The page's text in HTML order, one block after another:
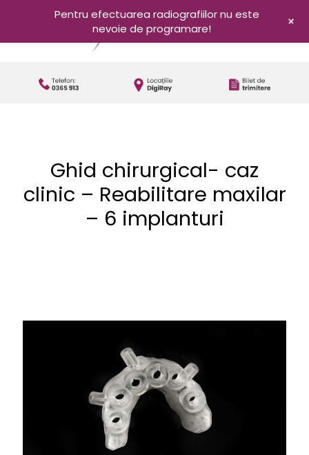
Ghid chirurgical- caz
clinic – Reabilitare maxilar
– 6 implanturi
Pentru efectuarea radiografiilor nu este
nevoie de programare!
+